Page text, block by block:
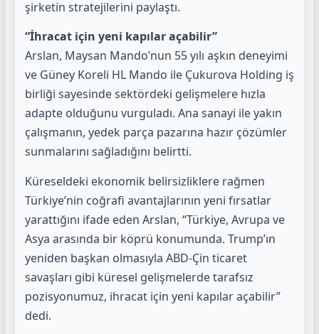
şirketin stratejilerini paylaştı.
“İhracat için yeni kapılar açabilir”
Arslan, Maysan Mando’nun 55 yılı aşkın deneyimi
ve Güney Koreli HL Mando ile Çukurova Holding iş
birliği sayesinde sektördeki gelişmelere hızla
adapte olduğunu vurguladı. Ana sanayi ile yakın
çalışmanın, yedek parça pazarına hazır çözümler
sunmalarını sağladığını belirtti.
Küreseldeki ekonomik belirsizliklere rağmen
Türkiye’nin coğrafi avantajlarının yeni fırsatlar
yarattığını ifade eden Arslan, “Türkiye, Avrupa ve
Asya arasında bir köprü konumunda. Trump’ın
yeniden başkan olmasıyla ABD-Çin ticaret
savaşları gibi küresel gelişmelerde tarafsız
pozisyonumuz, ihracat için yeni kapılar açabilir”
dedi.